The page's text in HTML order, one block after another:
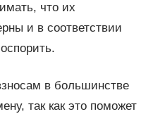
что их
и в соответствии
в большинстве
так как это поможет